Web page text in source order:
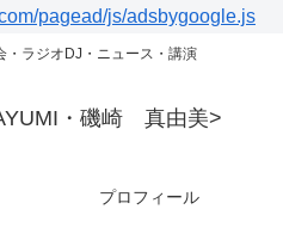
pagead/js/adsbygoogle.js
・ラジオDJ・ニュース・講演
・磯崎 真由美>
プロフィール